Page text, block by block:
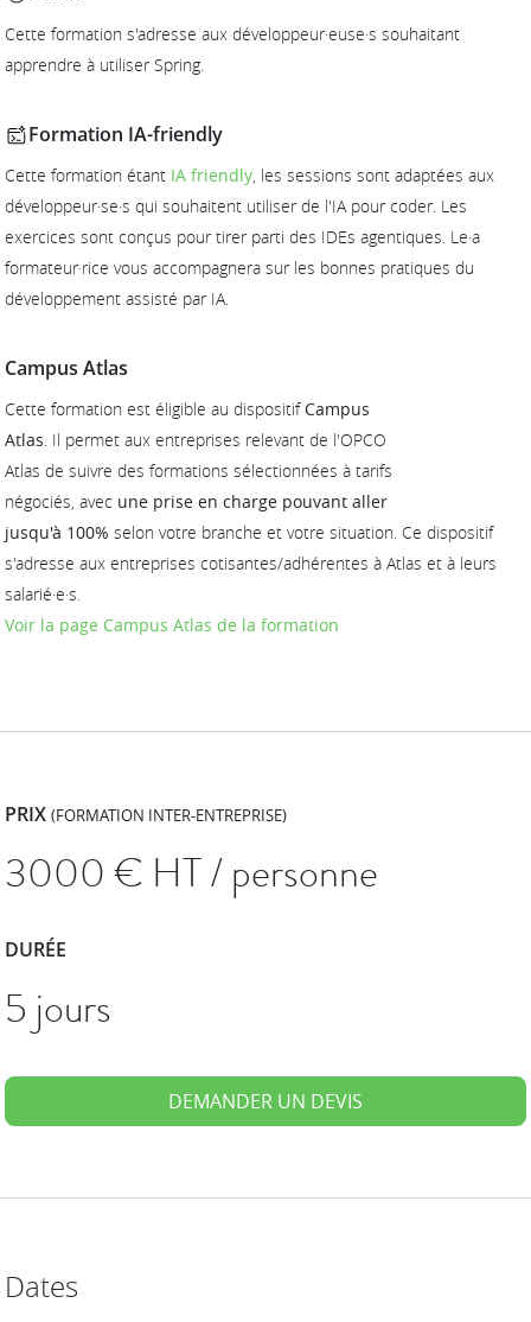
Cette formation s'adresse aux développeur·euse·s souhaitant
apprendre à utiliser Spring.
Formation IA-friendly
Cette formation étant IA friendly, les sessions sont adaptées aux
développeur·se·s qui souhaitent utiliser de l'IA pour coder. Les
exercices sont conçus pour tirer parti des IDEs agentiques. Le·a
formateur·rice vous accompagnera sur les bonnes pratiques du
développement assisté par IA.
Campus Atlas
Cette formation est éligible au dispositifCampus
Atlas. Il permet aux entreprises relevant de l'OPCO
Atlas de suivre des formations sélectionnées à tarifs
négociés, avec une prise en charge pouvant aller
jusqu'à 100% selon votre branche et votre situation. Ce dispositif
s'adresse aux entreprises cotisantes/adhérentes à Atlas et à leurs
salarié·e·s.
Voir la page Campus Atlas de la formation
PRIX(FORMATION INTER-ENTREPRISE)
3000€ HT / personne
DURÉE
5 jours
DEMANDER UN DEVIS
Dates